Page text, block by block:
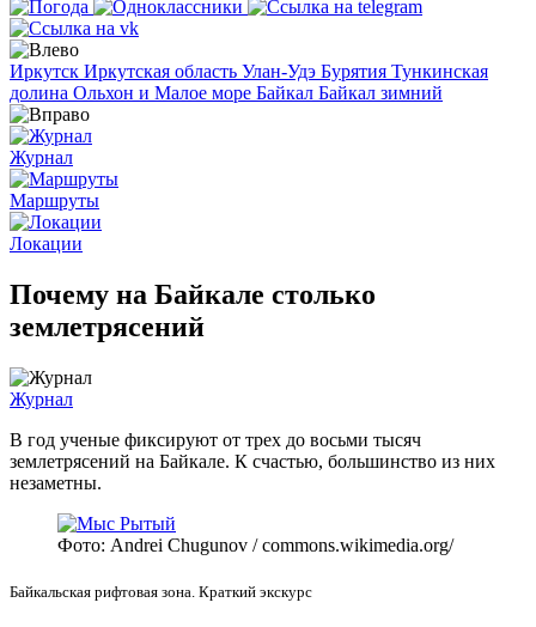
Иркутск Иркутская область Улан-Удэ Бурятия Тункинская
долина Ольхон и Малое море Байкал Байкал зимний
Журнал
Маршруты
Локации
Почему на Байкале столько
землетрясений
Журнал
В год ученые фиксируют от трех до восьми тысяч
землетрясений на Байкале. К счастью, большинство из них
незаметны.
Фото: Andrei Chugunov / commons.wikimedia.org/
Байкальская рифтовая зона. Краткий экскурс